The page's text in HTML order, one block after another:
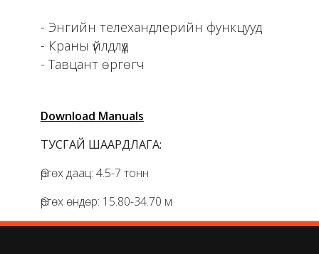
- Энгийн телехандлерийн функцууд
- Краны үйлдлүүд
Download Manuals
ТУСГАЙ ШААРДЛАГА:
Өргөх даац: 4.5-7 тонн
Өргөх өндөр: 15.80-34.70 м